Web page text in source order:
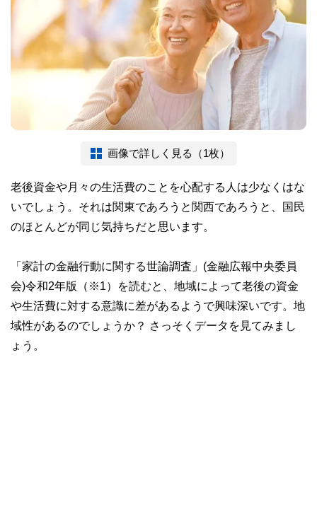
画像で詳しく見る（1枚）
老後資金や月々の生活費のことを心配する人は少なくはな
いでしょう。それは関東であろうと関西であろうと、国民
のほとんどが同じ気持ちだと思います。
「家計の金融行動に関する世論調査」(金融広報中央委員
会)令和2年版（※1）を読むと、地域によって老後の資金
や生活費に対する意識に差があるようで興味深いです。地
域性があるのでしょうか？ さっそくデータを見てみまし
ょう。